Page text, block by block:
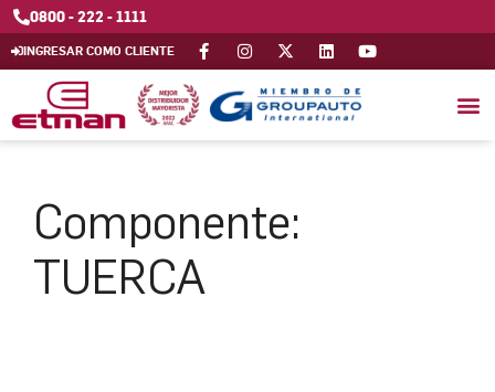
0800 - 222 - 1111
INGRESAR COMO CLIENTE
Componente:
TUERCA